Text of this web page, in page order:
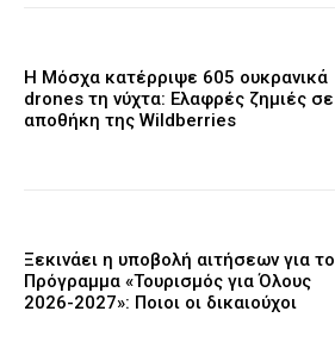
Η Μόσχα κατέρριψε 605 ουκρανικά
drones τη νύχτα: Ελαφρές ζημιές σε
αποθήκη της Wildberries
Ξεκινάει η υποβολή αιτήσεων για το
Πρόγραμμα «Τουρισμός για Όλους
2026-2027»: Ποιοι οι δικαιούχοι